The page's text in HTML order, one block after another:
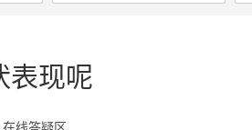
表现呢